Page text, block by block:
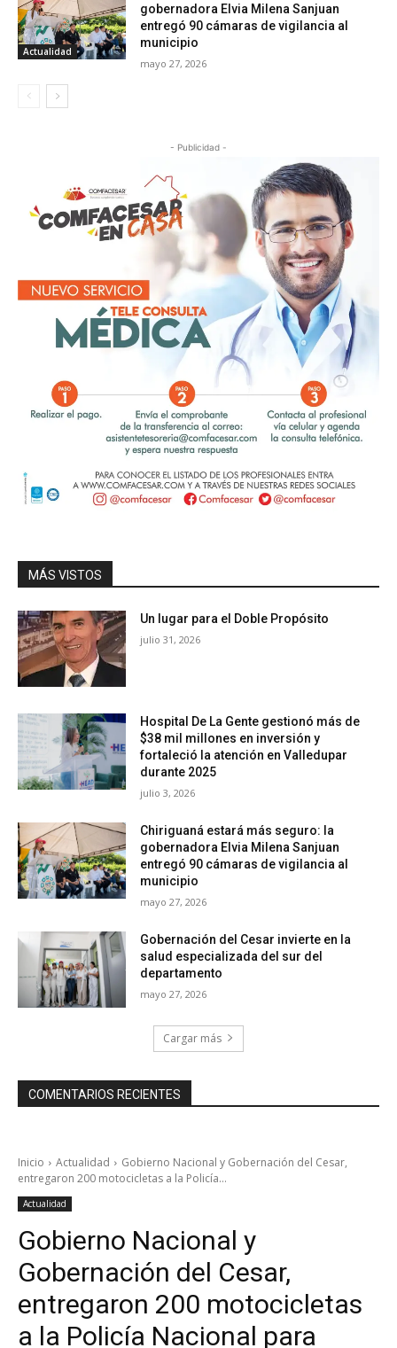
Actualidad
gobernadora Elvia Milena Sanjuan
entregó 90 cámaras de vigilancia al
municipio
mayo 27, 2026
- Publicidad -
MÁS VISTOS
Un lugar para el Doble Propósito
julio 31, 2026
Hospital De La Gente gestionó más de
$38 mil millones en inversión y
fortaleció la atención en Valledupar
durante 2025
julio 3, 2026
Chiriguaná estará más seguro: la
gobernadora Elvia Milena Sanjuan
entregó 90 cámaras de vigilancia al
municipio
mayo 27, 2026
Gobernación del Cesar invierte en la
salud especializada del sur del
departamento
mayo 27, 2026
Cargar más
COMENTARIOS RECIENTES